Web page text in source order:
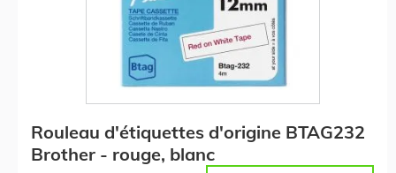
Rouleau d'étiquettes d'origine BTAG232
Brother - rouge, blanc